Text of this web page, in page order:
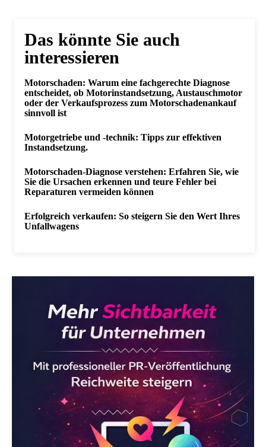
Das könnte Sie auch
interessieren
Motorschaden: Warum eine fachgerechte Diagnose
entscheidet, ob Motorinstandsetzung, Austauschmotor
oder der Verkaufsprozess zum Motorschadenankauf
sinnvoll ist
Motorgetriebe und -technik: Tipps zur effektiven
Instandsetzung.
Motorschaden-Diagnose verstehen: Erfahren Sie, wie
Sie die Ursachen erkennen und teure Fehler bei
Reparaturen vermeiden können
Erfolgreich verkaufen: So steigern Sie den Wert Ihres
Unfallwagens